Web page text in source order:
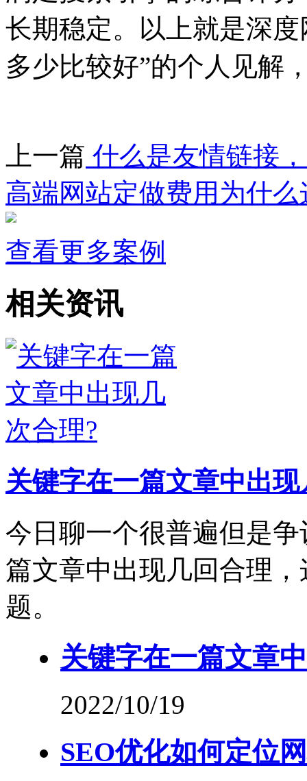
长期稳定。以上就是深
多少比较好”的个人见解
上一篇 什么是友情链接
高端网站定做费用为什
查看更多案例
相关资讯
关键字在一篇文章中出
今日聊一个很普遍但是
篇文章中出现几回合理
题。
关键字在一篇文章
2022/10/19
SEO优化如何定位